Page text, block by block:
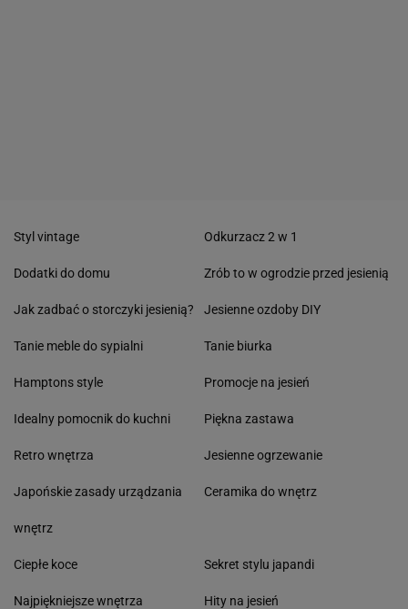
Styl vintage
Dodatki do domu
Jak zadbać o storczyki jesienią?
Tanie meble do sypialni
Hamptons style
Idealny pomocnik do kuchni
Retro wnętrza
Japońskie zasady urządzania
wnętrz
Odkurzacz 2 w 1
Zrób to w ogrodzie przed jesienią
Jesienne ozdoby DIY
Tanie biurka
Promocje na jesień
Piękna zastawa
Jesienne ogrzewanie
Ceramika do wnętrz
Ciepłe koce
Najpiękniejsze wnętrza
Sekret stylu japandi
Hity na jesień